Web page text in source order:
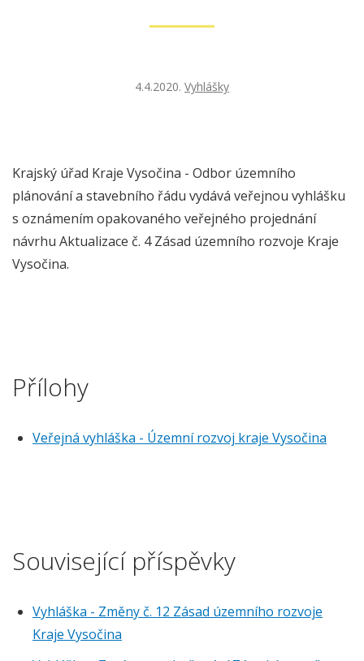
4.4.2020. Vyhlášky
Krajský úřad Kraje Vysočina - Odbor územního
plánování a stavebního řádu vydává veřejnou vyhlášku
s oznámením opakovaného veřejného projednání
návrhu Aktualizace č. 4 Zásad územního rozvoje Kraje
Vysočina.
Přílohy
Veřejná vyhláška - Územní rozvoj kraje Vysočina
Související příspěvky
Vyhláška - Změny č. 12 Zásad územního rozvoje
Kraje Vysočina